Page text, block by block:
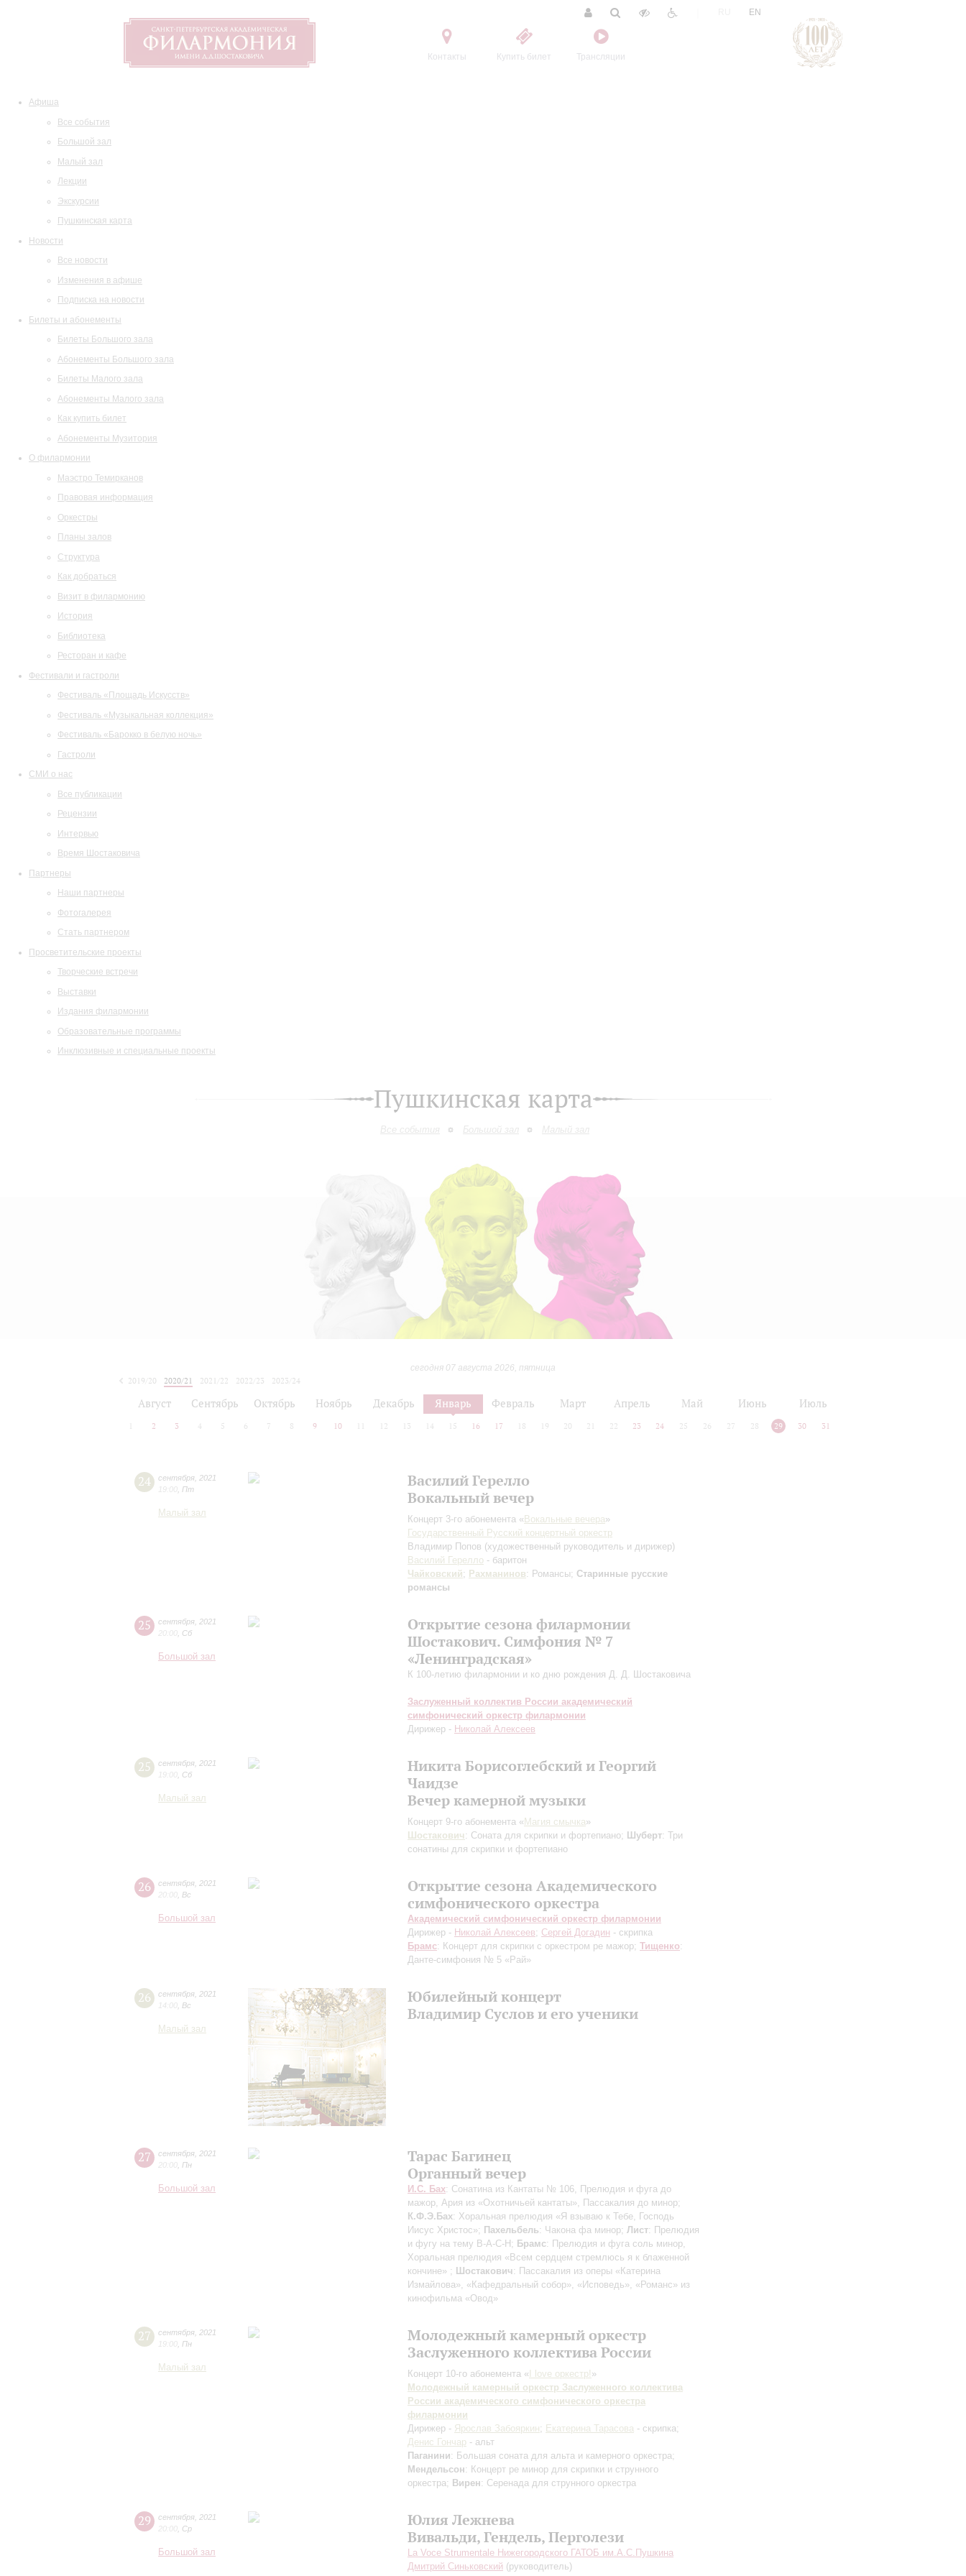
Контакты Купить билет Трансляции
EN
Афиша
Все события
Большой зал
Малый зал
Лекции
Экскурсии
Пушкинская карта
Новости
Все новости
Изменения в афише
Подписка на новости
Билеты и абонементы
Билеты Большого зала
Абонементы Большого зала
Билеты Малого зала
Абонементы Малого зала
Как купить билет
Абонементы Музитория
О филармонии
Маэстро Темирканов
Правовая информация
Оркестры
Планы залов
Структура
Как добраться
Визит в филармонию
История
Библиотека
Ресторан и кафе
Фестивали и гастроли
Фестиваль «Площадь Искусств»
Фестиваль «Музыкальная коллекция»
Фестиваль «Барокко в белую ночь»
Гастроли
СМИ о нас
Все публикации
Рецензии
Интервью
Время Шостаковича
Партнеры
Наши партнеры
Фотогалерея
Стать партнером
Просветительские проекты
Творческие встречи
Выставки
Издания филармонии
Образовательные программы
Инклюзивные и специальные проекты
Пушкинская карта
Все события Большой зал Малый зал
сегодня 07 августа 2026, пятница
2019/20
2020/21 2021/22 2022/23
2023/24
Август Сентябрь Октябрь Ноябрь Декабрь Январь Февраль Март Апрель Май Июнь Июль
2 3 4 5 6 7 8 9 10 12 13 14 15 16 17 18 19 20 21 22 23 24 25 26 27 28 29 30 31
24 сентября 2021
19:00 Пт
Малый зал
Василий Герелло
Вокальный вечер
Концерт 3-го абонемента « Вокальные вечера»
Государственный Русский концертный оркестр
Владимир Попов (художественный руководитель и дирижер)
Василий Герелло - баритон
Чайковский; Рахманинов: Романсы; Старинные русские
романсы
25 сентября 2021
20:00 Сб
Большой зал
Открытие сезона филармонии
Шостакович. Симфония № 7
«Ленинградская»
К 100-летию филармонии и ко дню рождения Д. Д. Шостаковича
Заслуженный коллектив России академический
симфонический оркестр филармонии
Дирижер - Николай Алексеев
25 сентября 2021
19:00 Сб
Малый зал
Никита Борисоглебский и Георгий
Чаидзе
Вечер камерной музыки
Концерт 9-го абонемента « Магия смычка»
Шостакович : Соната для скрипки и фортепиано; Шуберт: Три
сонатины для скрипки и фортепиано
26 сентября 2021
20:00 Вс
Большой зал
Открытие сезона Академического
симфонического оркестра
Академический симфонический оркестр филармонии
Дирижер - Николай Алексеев; Сергей Догадин - скрипка
Брамс: Концерт для скрипки с оркестром ре мажор; Тищенко:
Данте-симфония № 5 «Рай»
26 сентября 2021
14:00 Вс
Малый зал
Юбилейный концерт
Владимир Суслов и его ученики
27 сентября 2021
20:00 Пн
Большой зал
Тарас Багинец
Органный вечер
И.С. Бах: Сонатина из Кантаты № 106, Прелюдия и фуга до
мажор, Ария из «Охотничьей кантаты», Пассакалия до минор;
К.Ф.Э.Бах: Хоральная прелюдия «Я взываю к Тебе, Господь
Иисус Христос»; Пахельбель: Чакона фа минор; Лист: Прелюдия
и фугу на тему В-А-С-Н; Брамс: Прелюдия и фуга соль минор,
Хоральная прелюдия «Всем сердцем стремлюсь я к блаженной
кончине» ; Шостакович: Пассакалия из оперы «Катерина
Измайлова», «Кафедральный собор», «Исповедь», «Романс» из
кинофильма «Овод»
27 сентября 2021
19:00 Пн
Малый зал
Молодежный камерный оркестр
Заслуженного коллектива России
Концерт 10-го абонемента « I love оркестр! »
Молодежный камерный оркестр Заслуженного коллектива
России академического симфонического оркестра
филармонии
Дирижер - Ярослав Забояркин; Екатерина Тарасова - скрипка;
Денис Гончар - альт
Паганини: Большая соната для альта и камерного оркестра;
Мендельсон: Концерт ре минор для скрипки и струнного
оркестра; Вирен: Серенада для струнного оркестра
29 сентября 2021
20:00 Ср
Большой зал
Юлия Лежнева
Вивальди, Гендель, Перголези
La Voce Strumentale Нижегородского ГАТОБ им.А.С.Пушкина
Дмитрий Синьковский (руководитель)